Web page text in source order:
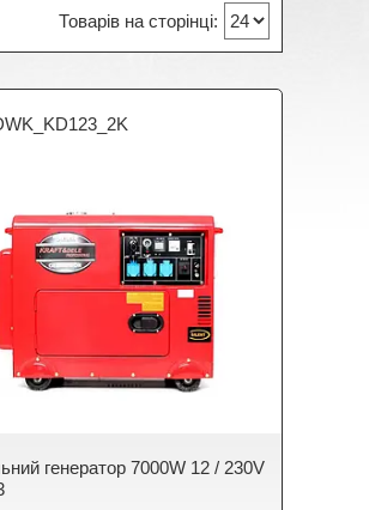
генератор 7000W 12 / 230V